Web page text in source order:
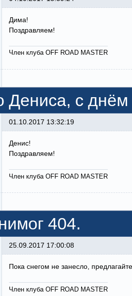
Дима!
Поздравляем!
Член клуба OFF ROAD MASTER
Дениса, с
01.10.2017 13:32:19
Денис!
Поздравляем!
Член клуба OFF ROAD MASTER
404.
25.09.2017 17:00:08
Пока снегом не занесло,
Член клуба OFF ROAD MASTER